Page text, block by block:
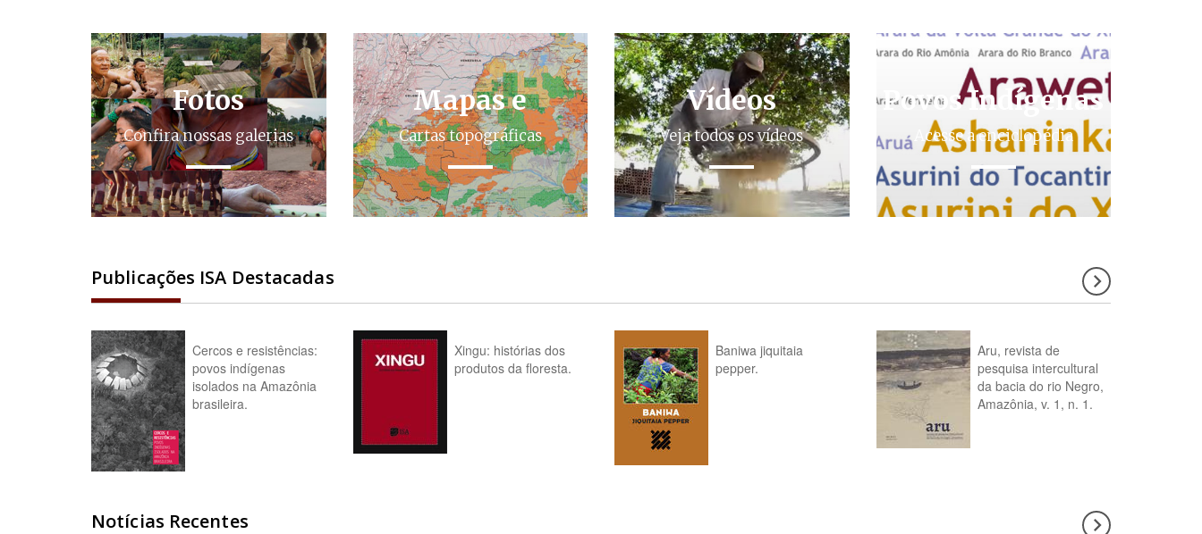
Fotos
Confira nossas galerias
Mapas e
Cartas topográficas
Vídeos
Veja todos os vídeos
Povos Indígenas
Acesse a enciclopédia
Publicações ISA Destacadas
Cercos e resistências:
povos indígenas
isolados na Amazônia
brasileira.
Xingu: histórias dos
produtos da floresta.
Baniwa jiquitaia
pepper.
Aru, revista de
pesquisa intercultural
da bacia do rio Negro,
Amazônia, v. 1, n. 1.
Notícias Recentes